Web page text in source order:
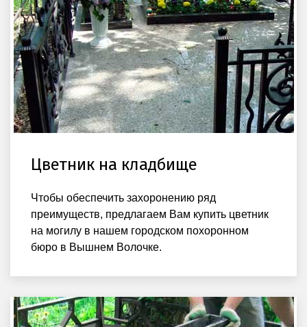
Цветник на кладбище
Чтобы обеспечить захоронению ряд
преимуществ, предлагаем Вам купить цветник
на могилу в нашем городском похоронном
бюро в Вышнем Волочке.